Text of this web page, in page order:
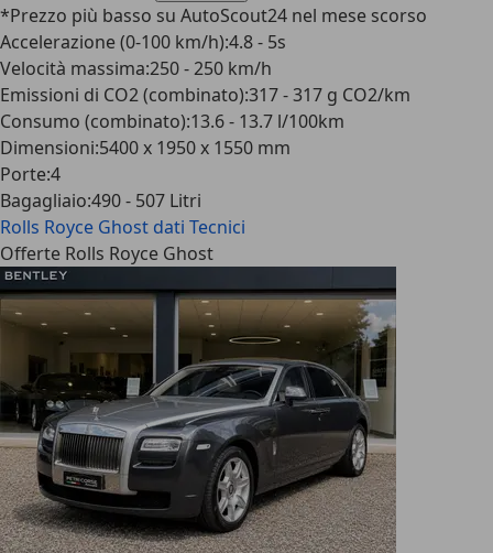
*Prezzo più basso su AutoScout24 nel mese scorso
Accelerazione (0-100 km/h):4.8 - 5s
Velocità massima:250 - 250 km/h
Emissioni di CO2 (combinato):317 - 317 g CO2/km
Consumo (combinato):13.6 - 13.7 l/100km
Dimensioni:5400 x 1950 x 1550 mm
Porte:4
Bagagliaio:490 - 507 Litri
Rolls Royce Ghost dati Tecnici
Offerte Rolls Royce Ghost